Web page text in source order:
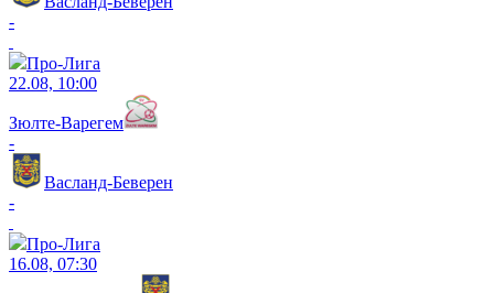
-
Про-Лига
22.08, 10:00
Зюлте-Варегем
-
Васланд-Беверен
-
Про-Лига
16.08, 07:30